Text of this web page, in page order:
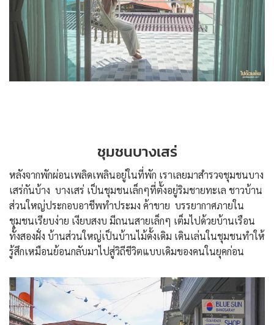
ชุมชนบางเสร่
หลังจากพักผ่อนเพลิดเพลินอยู่ในที่พัก เราเลยมาสำรวจชุมชนบาง
เสร่กันบ้าง บางเสร่ เป็นชุมชนเล็กๆที่ตั้งอยู่ริมชายทะเล ชาวบ้าน
ส่วนใหญ่ประกอบอาชีพทำประมง ค้าขาย บรรยากาศภายใน
ชุมชนเรียบง่าย เงียบสงบ มีถนนสายเล็กๆ เต็มไปด้วยบ้านเรือน
ทั้งสองฝั่ง บ้านส่วนใหญ่เป็นบ้านไม้ดั้งเดิม เดินเล่นในชุมชนทำให้
รู้สึกเหมือนย้อนกลับมาไปสู่วิถีชีวิตแบบเดิมของคนในยุคก่อน